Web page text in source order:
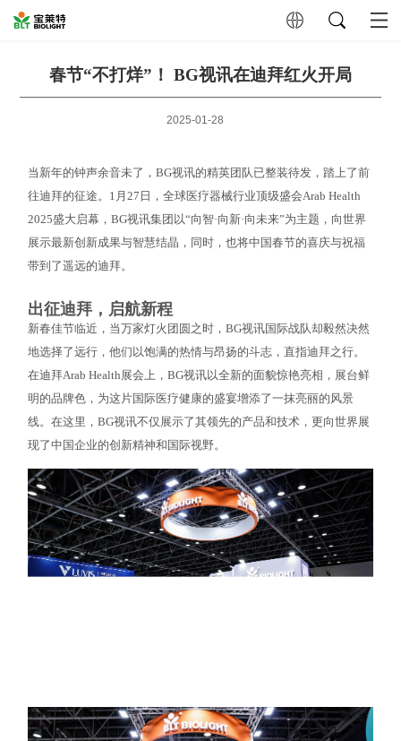
春节“不打烊”！ BG视讯在迪拜红火开局
2025-01-28
当新年的钟声余音未了，BG视讯的精英团队已整装待发，踏上了前
往迪拜的征途。1月27日，全球医疗器械行业顶级盛会Arab Health
2025盛大启幕，BG视讯集团以“向智·向新·向未来”为主题，向世界
展示最新创新成果与智慧结晶，同时，也将中国春节的喜庆与祝福
带到了遥远的迪拜。
出征迪拜，启航新程
新春佳节临近，当万家灯火团圆之时，BG视讯国际战队却毅然决然
地选择了远行，他们以饱满的热情与昂扬的斗志，直指迪拜之行。
在迪拜Arab Health展会上，BG视讯以全新的面貌惊艳亮相，展台鲜
明的品牌色，为这片国际医疗健康的盛宴增添了一抹亮丽的风景
线。在这里，BG视讯不仅展示了其领先的产品和技术，更向世界展
现了中国企业的创新精神和国际视野。